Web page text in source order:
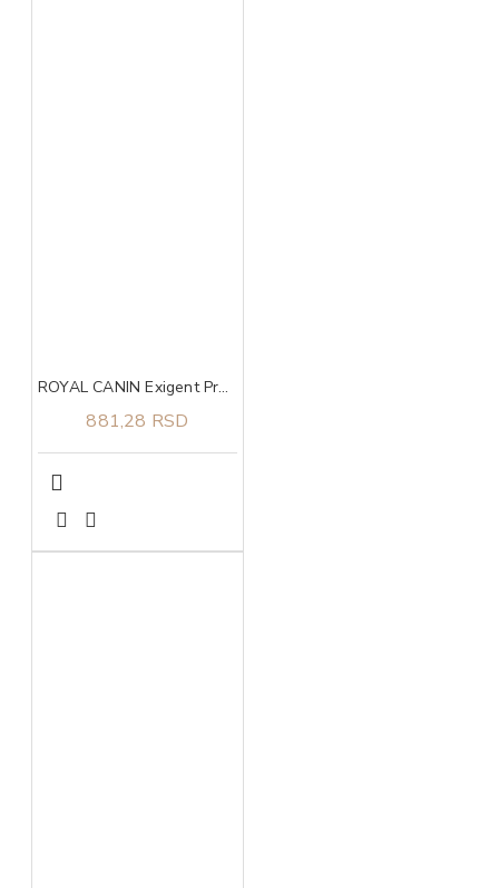
ROYAL CANIN Exigent Protein Preference 0,4kg
881,28 RSD